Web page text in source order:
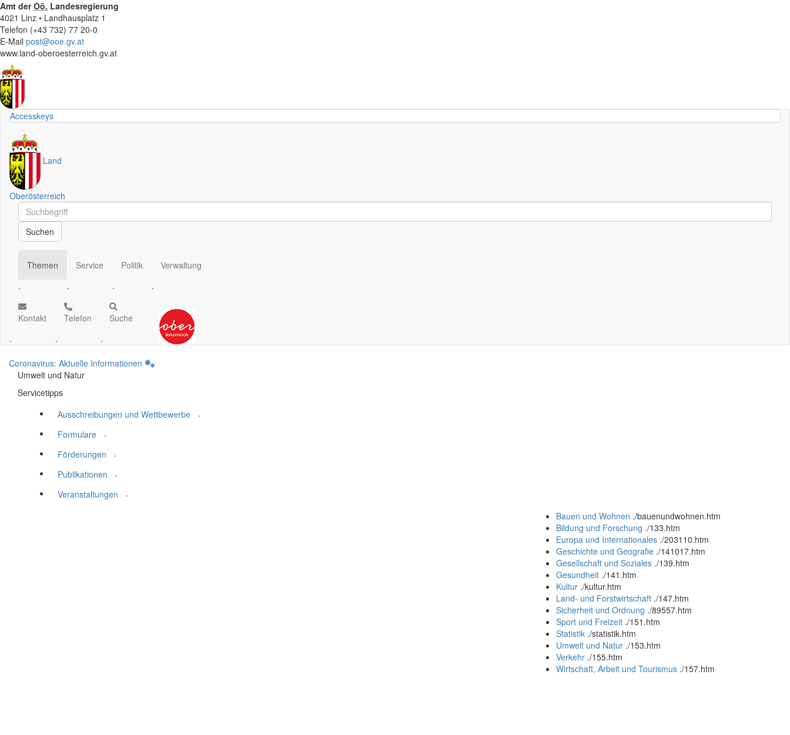
Amt derOö. Landesregierung
4021 Linz • Landhausplatz 1
Telefon (+43 732) 77 20-0
E-Mail post@ooe.gv.at
www.land-oberoesterreich.gv.at
Accesskeys
Land
Oberösterreich
Schnellsuche
Schnellsuche
Suchen
Themen
.
Service
.
Politik
.
Verwaltung
.
Kontakt
.
Telefon
.
Suche
.
Coronavirus: Aktuelle Informationen
Umwelt und Natur
Servicetipps
Ausschreibungen und Wettbewerbe
.
Formulare
.
Förderungen
.
Publikationen
.
Veranstaltungen
.
Bauen und Wohnen ./bauenundwohnen.htm
Bildung und Forschung ./133.htm
Europa und Internationales ./203110.htm
Geschichte und Geografie ./141017.htm
Gesellschaft und Soziales ./139.htm
Gesundheit ./141.htm
Kultur ./kultur.htm
Land- und Forstwirtschaft ./147.htm
Sicherheit und Ordnung ./89557.htm
Sport und Freizeit ./151.htm
Statistik ./statistik.htm
Umwelt und Natur ./153.htm
Verkehr ./155.htm
Wirtschaft, Arbeit und Tourismus ./157.htm